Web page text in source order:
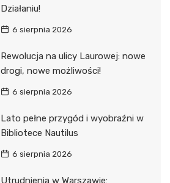
Działaniu!
6 sierpnia 2026
Rewolucja na ulicy Laurowej: nowe
drogi, nowe możliwości!
6 sierpnia 2026
Lato pełne przygód i wyobraźni w
Bibliotece Nautilus
6 sierpnia 2026
Utrudnienia w Warszawie: